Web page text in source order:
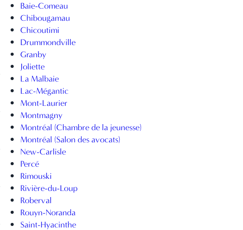
Baie-Comeau
Chibougamau
Chicoutimi
Drummondville
Granby
Joliette
La Malbaie
Lac-Mégantic
Mont-Laurier
Montmagny
Montréal (Chambre de la jeunesse)
Montréal (Salon des avocats)
New-Carlisle
Percé
Rimouski
Rivière-du-Loup
Roberval
Rouyn-Noranda
Saint-Hyacinthe